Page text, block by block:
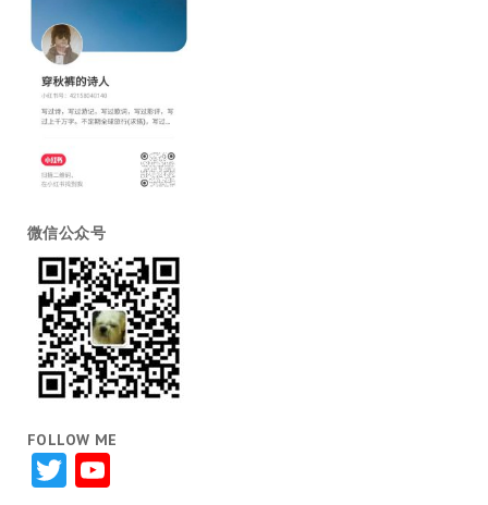
微信公众号
FOLLOW ME
TwitterYouTube